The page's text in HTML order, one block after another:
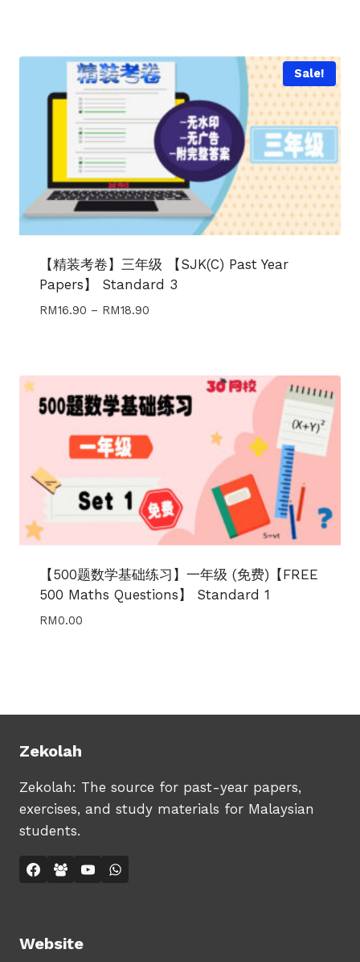
Sale!
【精装考卷】三年级 【SJK(C) Past Year
Papers】 Standard 3
RM16.90 – RM18.90Price
【500题数学基础练习】一年级 (免费)【FREE
500 Maths Questions】 Standard 1
RM0.00
Zekolah
Zekolah: The source for past-year papers,
exercises, and study materials for Malaysian
students.
Website